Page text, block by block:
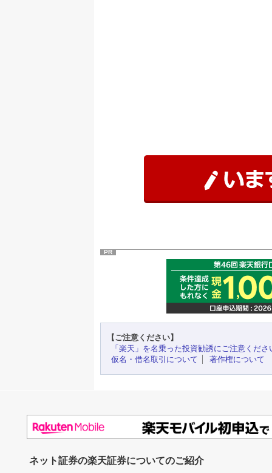
PR
【ご注意ください】
「楽天」を名乗った投資勧誘にご注意くださ
仮名・借名取引について
著作権について
ネット証券の楽天証券についてのご紹介